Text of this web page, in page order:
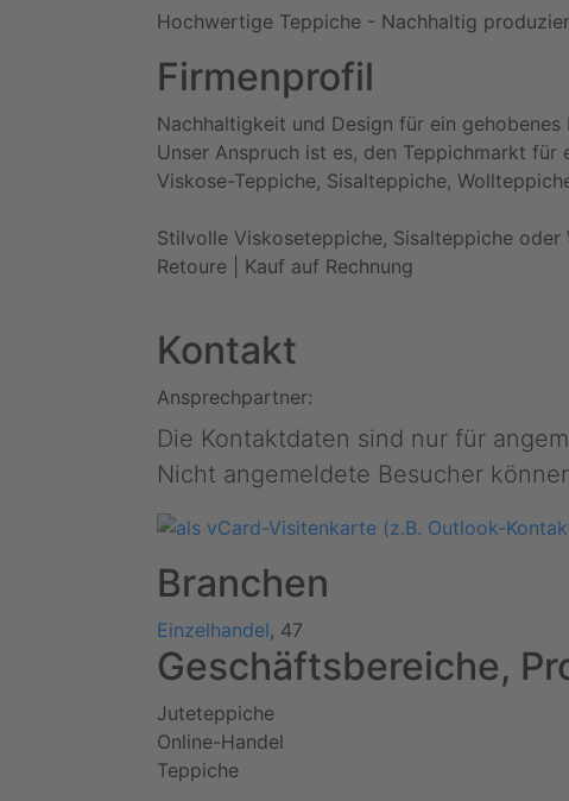
Hochwertige Teppiche - Nachhaltig
Firmenprofil
Nachhaltigkeit und Design für ein
Unser Anspruch ist es, den Teppichmarkt
Viskose-Teppiche, Sisalteppiche,
Stilvolle Viskoseteppiche, Sisalteppiche
Retoure | Kauf auf Rechnung
Kontakt
Ansprechpartner:
Die Kontaktdaten sind nur für
Nicht angemeldete Besucher
Branchen
Einzelhandel, 47
Geschäftsbereiche,
Juteteppiche
Online-Handel
Teppiche